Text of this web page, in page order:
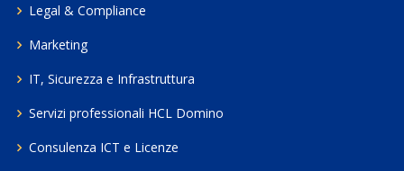
Legal & Compliance
Marketing
IT, Sicurezza e Infrastruttura
Servizi professionali HCL Domino
Consulenza ICT e Licenze